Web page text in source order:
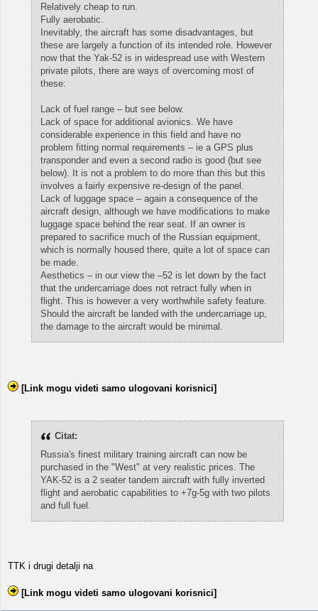
Relatively cheap to run.
Fully aerobatic.
Inevitably, the aircraft has some disadvantages, but
these are largely a function of its intended role. However
now that the Yak-52 is in widespread use with Western
private pilots, there are ways of overcoming most of
these:
Lack of fuel range – but see below.
Lack of space for additional avionics. We have
considerable experience in this field and have no
problem fitting normal requirements – ie a GPS plus
transponder and even a second radio is good (but see
below). It is not a problem to do more than this but this
involves a fairly expensive re-design of the panel.
Lack of luggage space – again a consequence of the
aircraft design, although we have modifications to make
luggage space behind the rear seat. If an owner is
prepared to sacrifice much of the Russian equipment,
which is normally housed there, quite a lot of space can
be made.
Aesthetics – in our view the –52 is let down by the fact
that the undercarriage does not retract fully when in
flight. This is however a very worthwhile safety feature.
Should the aircraft be landed with the undercarriage up,
the damage to the aircraft would be minimal.
[Link mogu videti samo ulogovani korisnici]
Citat:
Russia's finest military training aircraft can now be
purchased in the "West" at very realistic prices. The
YAK-52 is a 2 seater tandem aircraft with fully inverted
flight and aerobatic capabilities to +7g-5g with two pilots
and full fuel.
TTK i drugi detalji na
[Link mogu videti samo ulogovani korisnici]